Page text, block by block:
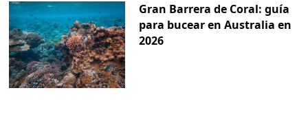
Gran Barrera de Coral: guía
para bucear en Australia en
2026